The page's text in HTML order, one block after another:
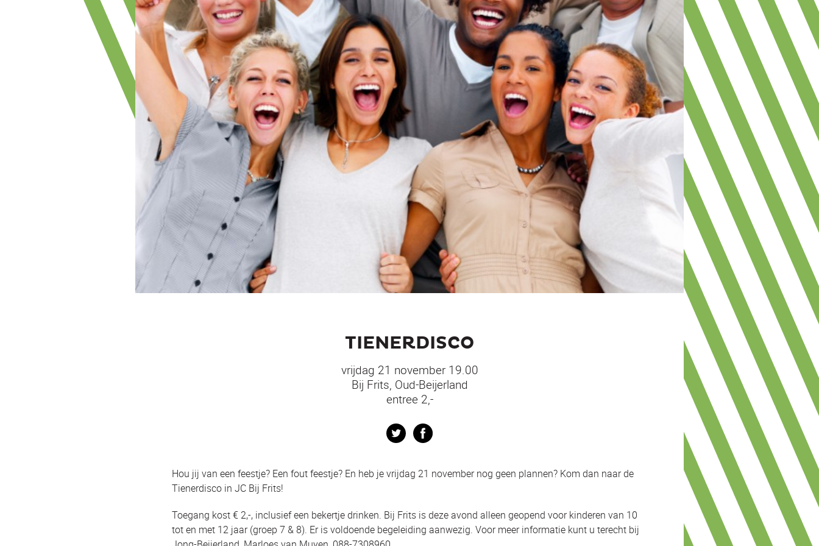
TIENERDISCO
vrijdag 21 november 19.00
Bij Frits, Oud-Beijerland
entree 2,-
Twitter
Hou jij van een feestje? Een fout feestje? En heb je vrijdag 21 november nog geen plannen? Kom dan naar de
Tienerdisco in JC Bij Frits!
Toegang kost € 2,-, inclusief een bekertje drinken. Bij Frits is deze avond alleen geopend voor kinderen van 10
tot en met 12 jaar (groep 7 & 8). Er is voldoende begeleiding aanwezig. Voor meer informatie kunt u terecht bij